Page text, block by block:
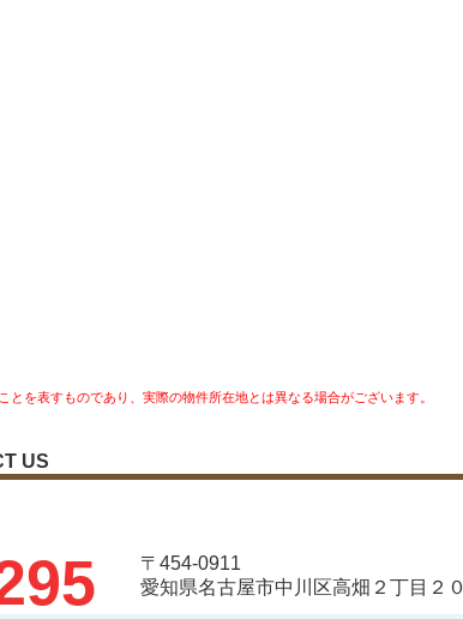
を表すものであり、実際の物件所在地とは異なる場合がございます。
US
〒454-0911
愛知県名古屋市中川区高畑２丁目２